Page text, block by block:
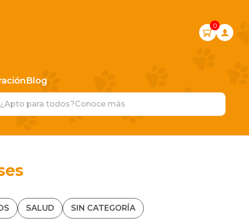
0
Blog
¿Apto para todos?Conoce más
SALUD SIN CATEGORÍA